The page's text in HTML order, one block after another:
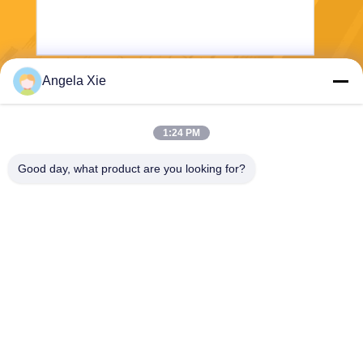
Angela Xie
1:24 PM
Good day, what product are you looking for?